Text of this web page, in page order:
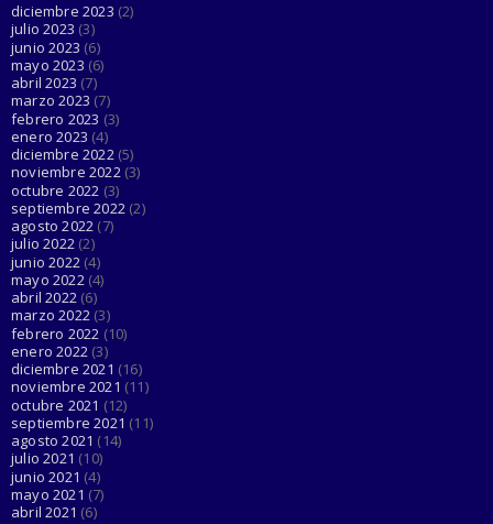
diciembre 2023 (2)
julio 2023 (3)
junio 2023 (6)
mayo 2023 (6)
abril 2023 (7)
marzo 2023 (7)
febrero 2023 (3)
enero 2023 (4)
diciembre 2022(5)
noviembre 2022(3)
octubre 2022 (3)
septiembre 2022 (2)
agosto 2022 (7)
julio 2022 (2)
junio 2022 (4)
mayo 2022(4)
abril 2022 (6)
marzo 2022 (3)
febrero 2022 (10)
enero 2022 (3)
diciembre 2021 (16)
noviembre 2021 (11)
octubre 2021 (12)
septiembre 2021 (11)
agosto 2021 (14)
julio 2021 (10)
junio 2021 (4)
mayo 2021 (7)
abril 2021 (6)